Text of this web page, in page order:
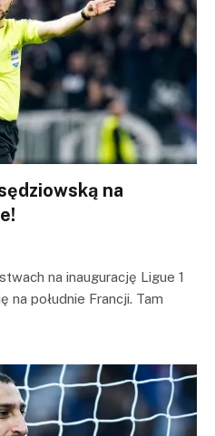
na
na inaugurację Ligue 1
południe Francji. Tam